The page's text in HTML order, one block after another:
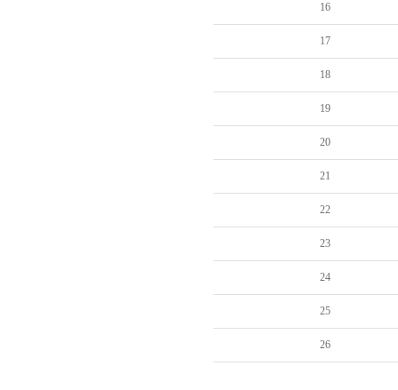
16
17
18
19
20
21
22
23
24
25
26